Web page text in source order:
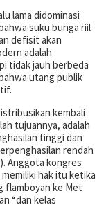
lama didominasi
suku bunga riil
defisit akan
adalah
tidak jauh berbeda
utang publik
kembali
tujuannya, adalah
tinggi dan
rendah
Anggota kongres
hak itu ketika
flamboyan ke Met
“dan kelas